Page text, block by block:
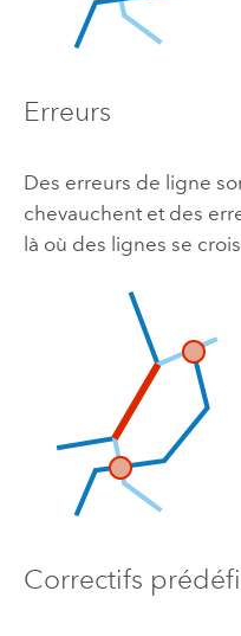
Erreurs
Des erreurs de ligne
chevauchent et des
là où des lignes se
Correctifs